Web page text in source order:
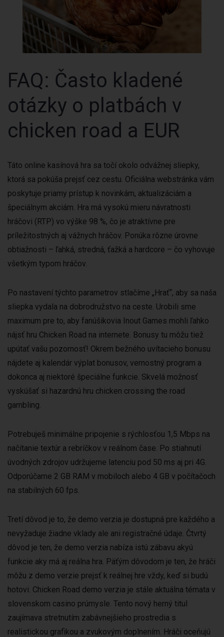
FAQ: Často kladené
otázky o platbách v
chicken road a EUR
Táto online kasínová hra sa točí okolo odvážnej sliepky,
ktorá sa pokúša prejsť cez cestu. Oficiálna webstránka vám
poskytuje priamy prístup k novinkám, aktualizáciám a
špeciálnym akciám. Hra má vysokú mieru návratnosti
hráčovi (RTP) vo výške 98 %, čo je atraktívne pre
príležitostných aj vážnych hráčov. Ponúka rôzne úrovne
obtiažnosti – ľahká, stredná, ťažká a hardcore – čo vyhovuje
všetkým typom hráčov.
Po nastavení týchto parametrov stlačíme „Hrať“, aby sa naša
sliepka vydala na dobrodružstvo na ceste. Urobili sme
maximum pre to, aby fanúšikovia Inout Games mohli ľahko
nájsť hru Chicken Road na internete. Bonusy tu môžu tiež
upútať vašu pozornosť! Okrem bežného uvítacieho bonusu
nájdete aj kalendár výplat bonusov, vernostný program a
dokonca aj niektoré špeciálne funkcie. Skvelá možnosť
vyskúšať si hazardnú hru chicken crossing the road
gambling.
Potrebuješ minimálne pripojenie s rýchlosťou 1,5 Mbps na
načítanie textúr a rebríčkov v reálnom čase. Po stiahnutí
úvodných zdrojov udržujeme latenciu pod 50 ms aj pri 4G.
Odporúčame 2 GB RAM v mobiloch alebo 4 GB v počítačoch
na stabilných 60 fps.
Tretí dôvod je to, že demo verzia je dostupná pre každého a
nevyžaduje žiadne vklady ale ani registračné údaje. Čtvrtý
dôvod je ten, že demo verzia nabíza istú zábavu akyú
funkcie aky má aj reálna hra. Päťým dôvodom je ten, že hráči
môžu z demo verzie prejsť k reálnej hre vždy, keď si budú
hotovi. Chicken Road demo verzia je stále aktuálna témata v
slovenskom casino prúmysle. Tento nový herný titul
zaujímava stretnutím zabávnejšieho prostredia s
realistickou grafikou a zvukovým doplnením. Hráči oceňujú